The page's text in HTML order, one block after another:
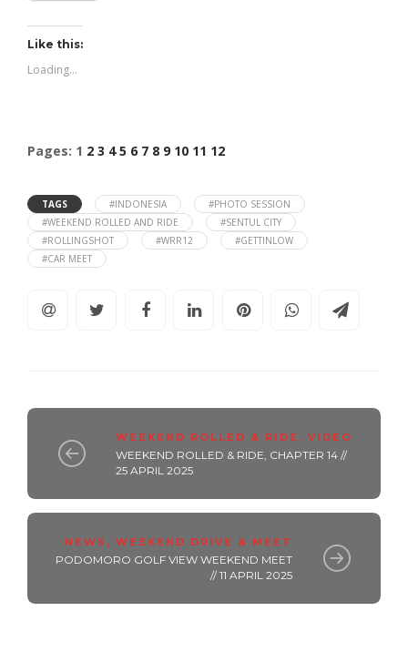
Like this:
Loading...
Pages: 1 2 3 4 5 6 7 8 9 10 11 12
TAGS #INDONESIA
#PHOTO SESSION
#WEEKEND ROLLED AND RIDE
#SENTUL CITY
#ROLLINGSHOT
#WRR12
#GETTINLOW
#CAR MEET
WEEKEND ROLLED & RIDE , VIDEO
WEEKEND ROLLED & RIDE, CHAPTER 14 //
25 APRIL 2025
NEWS , WEEKEND DRIVE & MEET
PODOMORO GOLF VIEW WEEKEND MEET
// 11 APRIL 2025